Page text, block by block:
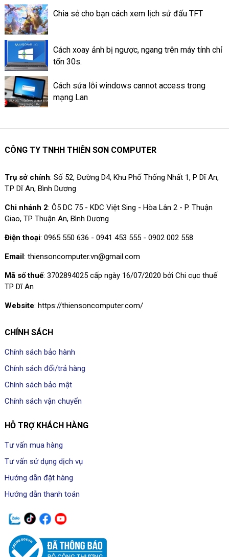
nhiệt ở trên máy tính.
Chia sẻ cho bạn cách xem lịch sử đấu TFT
Cách xoay ảnh bị ngược, ngang trên máy tính chỉ
tốn 30s.
Cách sửa lỗi windows cannot access trong
mạng Lan
CÔNG TY TNHH THIÊN SƠN COMPUTER
Trụ sở chính: Số 52, Đường D4, Khu Phố Thống Nhất 1, P Dĩ An,
T.P Dĩ An, Bình Dương
Chi nhánh 2: Ô5 DC 75 - KDC Việt Sing - Hòa Lân 2 - P. Thuận
Giao, TP Thuận An, Bình Dương
Điện thoại: 0965 550 636 - 0941 453 555 - 0902 002 558
Email : thiensoncomputer.vn@gmail.com
Mã số thuế: 3702894025 cấp ngày 16/07/2020 bởi Chi cục thuế
TP Dĩ An
Website: https://thiensoncomputer.com/
CHÍNH SÁCH
Chính sách bảo hành
Chính sách đổi/trả hàng
Chính sách bảo mật
Chính sách vận chuyển
HỖ TRỢ KHÁCH HÀNG
Tư vấn mua hàng
Tư vấn sử dụng dịch vụ
Hướng dẫn đặt hàng
Hướng dẫn thanh toán